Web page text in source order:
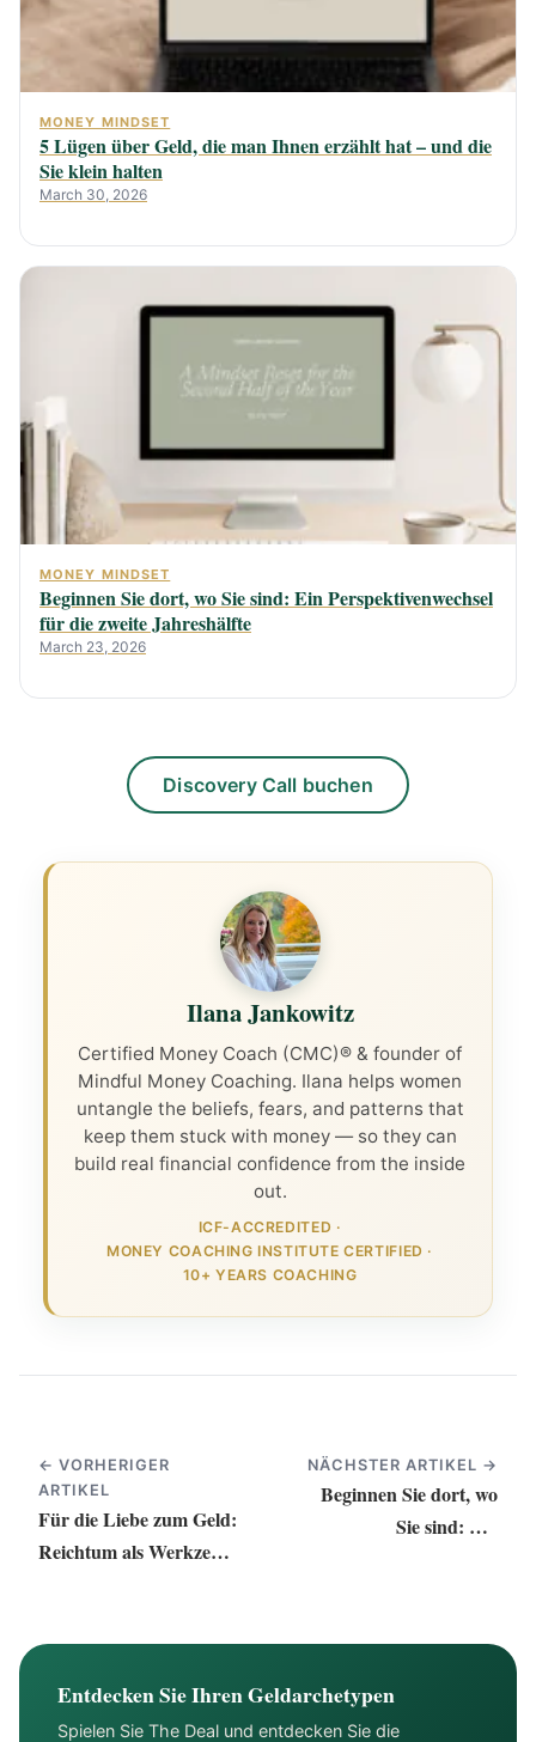
MONEY MINDSET
5 Lügen über Geld, die man Ihnen erzählt hat – und die
Sie klein halten
March 30, 2026
MONEY MINDSET
Beginnen Sie dort, wo Sie sind: Ein Perspektivenwechsel
für die zweite Jahreshälfte
March 23, 2026
Discovery Call buchen
Ilana Jankowitz
Certified Money Coach (CMC)® & founder of
Mindful Money Coaching. Ilana helps women
untangle the beliefs, fears, and patterns that
keep them stuck with money — so they can
build real financial confidence from the inside
out.
ICF-ACCREDITED ·
MONEY COACHING INSTITUTE CERTIFIED ·
10+ YEARS COACHING
← VORHERIGER
ARTIKEL
Für die Liebe zum Geld:
Reichtum als Werkzeug
NÄCHSTER ARTIKEL →
Beginnen Sie dort, wo
Sie sind: Ein
Entdecken Sie Ihren Geldarchetypen
Spielen Sie The Deal und entdecken Sie die